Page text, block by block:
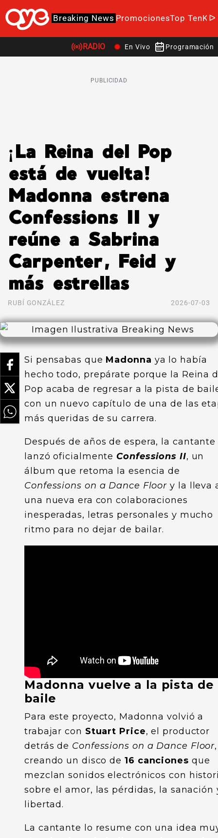
Breaking News PromocionesTop TenK-
RADIO En Vivo Programación
PUBLICIDAD
¡La Reina del Pop
está de vuelta!
Madonna estrena
Confessions II y
reúne a Sabrina
Carpenter, Feid y
más estrellas
RUBÍ GONZÁLEZ 2026-07-03
Si pensabas que Madonna ya lo había
hecho todo, prepárate porque la Reina
Pop acaba de regresar a la pista de
con un nuevo capítulo de una de las
más queridas de su carrera.
Después de años de espera, la cantante
lanzó oficialmente Confessions II, un
álbum que retoma la esencia de
Confessions on a Dance Floor y la lleva
una nueva era con colaboraciones
inesperadas, letras personales y mucho
ritmo para no dejar de bailar.
Madonna vuelve a la pista de
baile
Para este proyecto, Madonna volvió a
trabajar con Stuart Price, el productor
detrás de Confessions on a Dance Floor,
creando un disco de 16 canciones que
mezclan sonidos electrónicos con
sobre el amor, las pérdidas, la sanación
libertad.
La cantante lo resume con una idea